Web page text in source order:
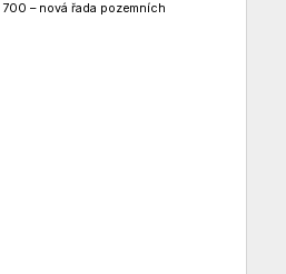
– nová řada pozemních